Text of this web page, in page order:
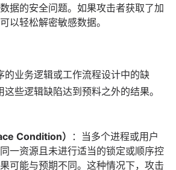
据的安全问题。如果攻击者获取了加
以轻松解密敏感数据。
的业务逻辑或工作流程设计中的缺
些逻辑缺陷达到预料之外的结果。
Condition）
：当多个进程或用户
一资源且未进行适当的锁定或顺序控
可能与预期不同。这种情况下，攻击